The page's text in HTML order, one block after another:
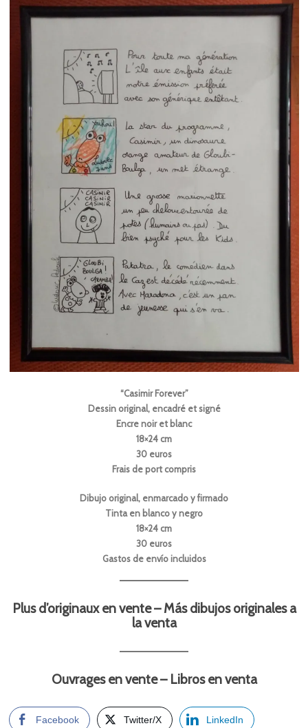
“Casimir Forever”
Dessin original, encadré et signé
Encre noir et blanc
18×24 cm
30 euros
Frais de port compris
Dibujo original, enmarcado y firmado
Tinta en blanco y negro
18×24 cm
30 euros
Gastos de envío incluidos
Plus d’originaux en vente – Más dibujos originales a
la venta
Ouvrages en vente – Libros en venta
Facebook Twitter/X LinkedIn